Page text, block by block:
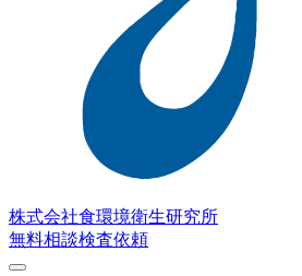
株式会社食環境衛生研究所
無料相談検査依頼